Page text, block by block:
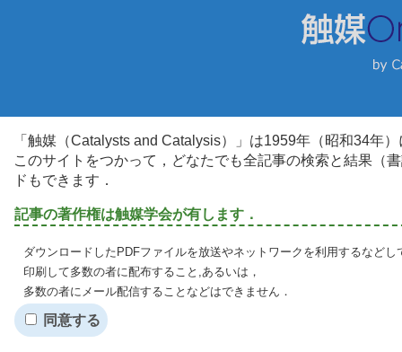
「触媒（Catalysts and Catalysis）」は1959年（昭和34年
このサイトをつかって，どなたでも全記事の検索と結果（
ドもできます．
記事の著作権は触媒学会が有します．
ダウンロードしたPDFファイルを放送やネットワークを利用するなど
印刷して多数の者に配布すること,あるいは，
多数の者にメール配信することなどはできません．
同意する